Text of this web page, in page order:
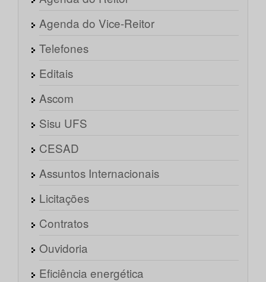
Agenda do Vice-Reitor
Telefones
Editais
Ascom
Sisu UFS
CESAD
Assuntos Internacionais
Licitações
Contratos
Ouvidoria
Eficiência energética